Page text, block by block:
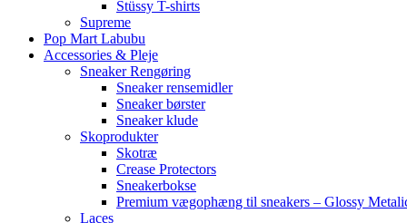
Stüssy T-shirts
Supreme
Pop Mart Labubu
Accessories & Pleje
Sneaker Rengøring
Sneaker rensemidler
Sneaker børster
Sneaker klude
Skoprodukter
Skotræ
Crease Protectors
Sneakerbokse
Premium vægophæng til sneakers – Glossy
Laces